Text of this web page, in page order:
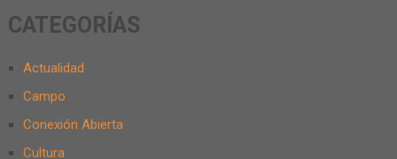
CATEGORÍAS
Actualidad
Campo
Conexión Abierta
Cultura